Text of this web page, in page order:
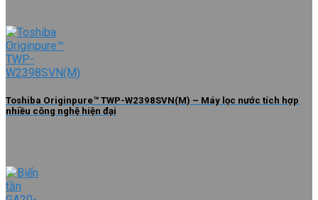
Toshiba Originpure™ TWP-W2398SVN(M) – Máy lọc nước tích hợp
nhiều công nghệ hiện đại